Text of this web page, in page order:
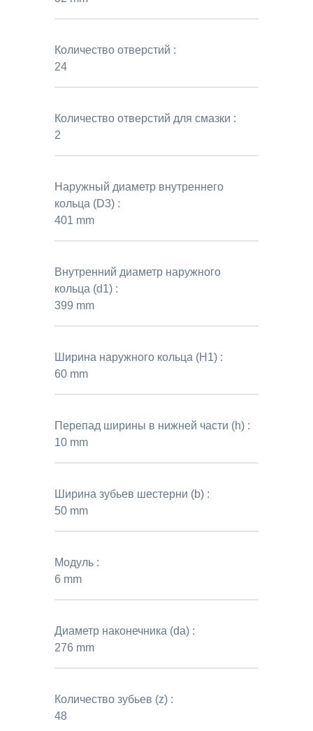
Количество отверстий :
24
Количество отверстий для смазки :
2
Наружный диаметр внутреннего
кольца (D3) :
401 mm
Внутренний диаметр наружного
кольца (d1) :
399 mm
Ширина наружного кольца (H1) :
60 mm
Перепад ширины в нижней части (h) :
10 mm
Ширина зубьев шестерни (b) :
50 mm
Модуль :
6 mm
Диаметр наконечника (da) :
276 mm
Количество зубьев (z) :
48